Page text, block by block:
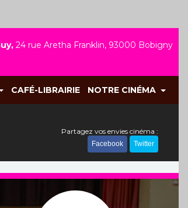
CAFÉ-LIBRAIRIE NOTRE CINÉMA
24 rue Aretha Franklin, 93000 Bobigny
Partagez vos envies cinéma :
Facebook Twitter